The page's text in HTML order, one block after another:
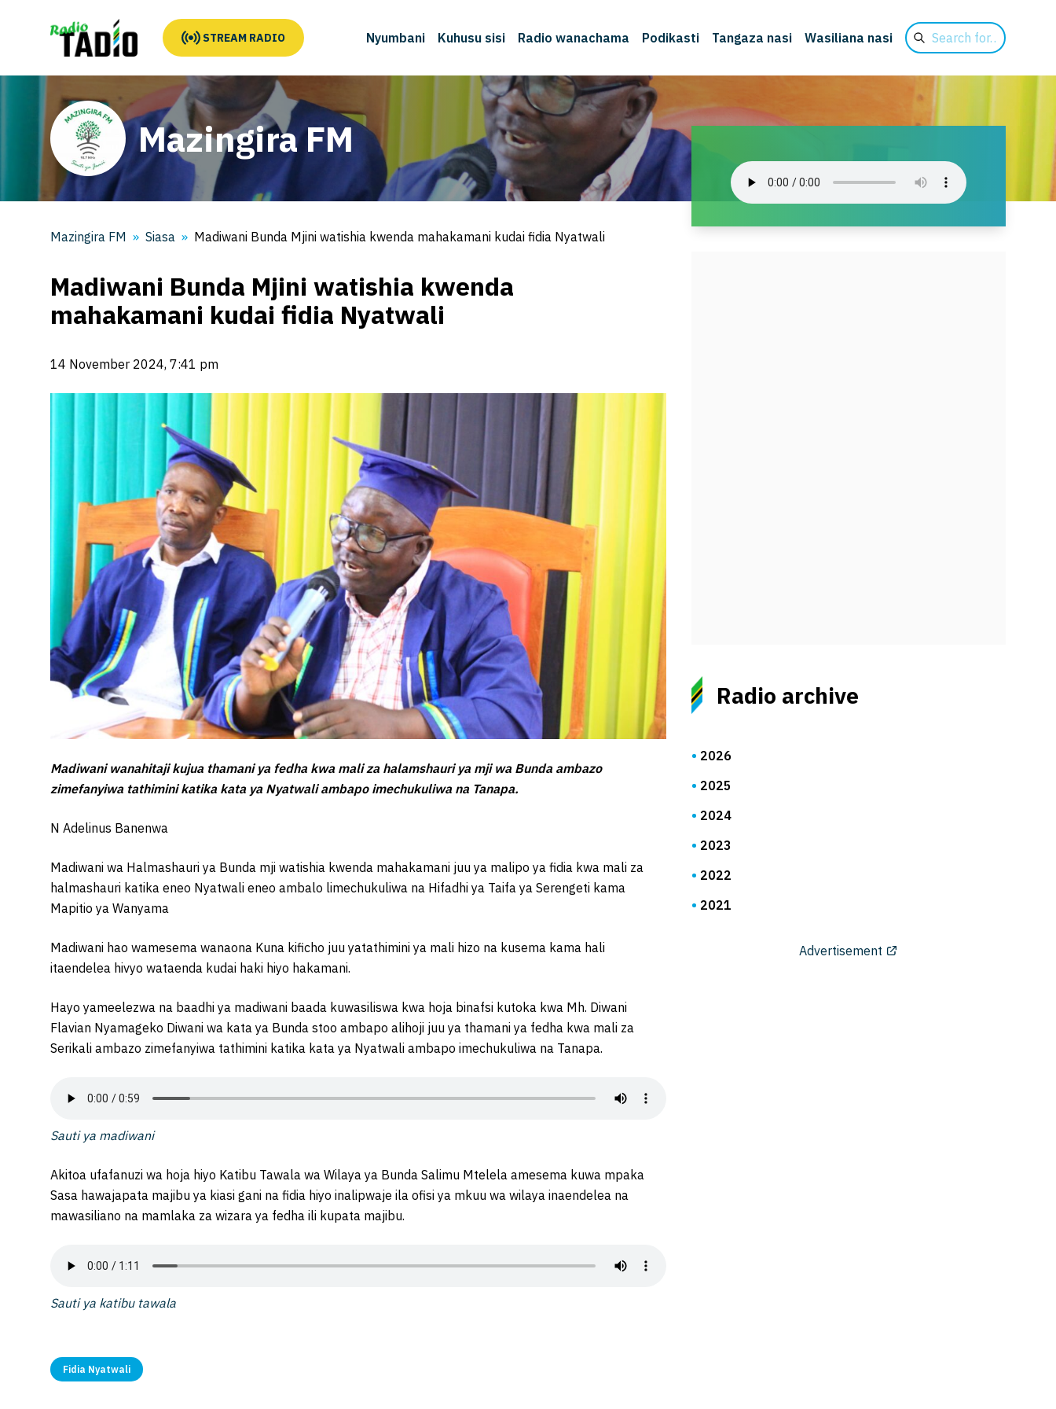
STREAM RADIO Nyumbani Kuhusu sisi Radio wanachama Podikasti Tangaza nasi Wasiliana nasi
Search
for
Mazingira FM
Mazingira FM Siasa Madiwani Bunda Mjini watishia kwenda mahakamani kudai fidia Nyatwali
Madiwani Bunda Mjini watishia kwenda
mahakamani kudai fidia Nyatwali
14 November 2024, 7:41 pm
Madiwani wanahitaji kujua thamani ya fedha kwa mali za halamshauri ya mji wa Bunda ambazo
zimefanyiwa tathimini katika kata ya Nyatwali ambapo imechukuliwa na Tanapa.
N Adelinus Banenwa
Madiwani wa Halmashauri ya Bunda mji watishia kwenda mahakamani juu ya malipo ya fidia kwa mali za
halmashauri katika eneo Nyatwali eneo ambalo limechukuliwa na Hifadhi ya Taifa ya Serengeti kama
Mapitio ya Wanyama
Madiwani hao wamesema wanaona Kuna kificho juu yatathimini ya mali hizo na kusema kama hali
itaendelea hivyo wataenda kudai haki hiyo hakamani.
Hayo yameelezwa na baadhi ya madiwani baada kuwasiliswa kwa hoja binafsi kutoka kwa Mh. Diwani
Flavian Nyamageko Diwani wa kata ya Bunda stoo ambapo alihoji juu ya thamani ya fedha kwa mali za
Serikali ambazo zimefanyiwa tathimini katika kata ya Nyatwali ambapo imechukuliwa na Tanapa.
Sauti ya madiwani
Akitoa ufafanuzi wa hoja hiyo Katibu Tawala wa Wilaya ya Bunda Salimu Mtelela amesema kuwa mpaka
Sasa hawajapata majibu ya kiasi gani na fidia hiyo inalipwaje ila ofisi ya mkuu wa wilaya inaendelea na
mawasiliano na mamlaka za wizara ya fedha ili kupata majibu.
Sauti ya katibu tawala
Fidia Nyatwali
Radio archive
2026
2025
2024
2023
2022
2021
Advertisement